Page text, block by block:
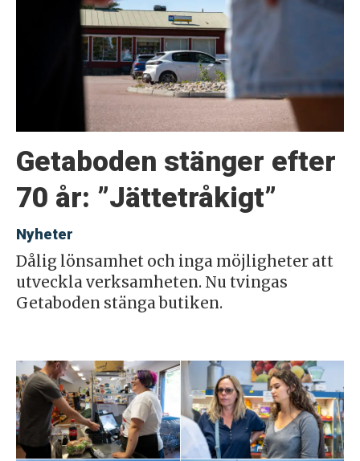
Getaboden stänger efter
70 år: ”Jättetråkigt”
Nyheter
Dålig lönsamhet och inga möjligheter att
utveckla verksamheten. Nu tvingas
Getaboden stänga butiken.